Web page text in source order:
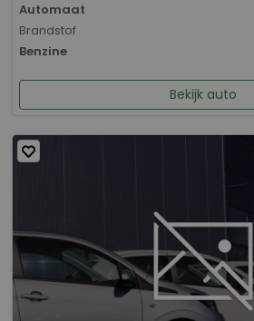
Automaat
Brandstof
Benzine
Bekijk auto